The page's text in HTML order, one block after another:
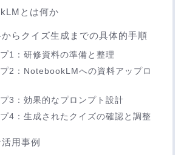
とは何か
らクイズ生成までの具体的手順
1：研修資料の準備と整理
2：NotebookLMへの資料アップロ
3：効果的なプロンプト設計
4：生成されたクイズの確認と調整
用事例